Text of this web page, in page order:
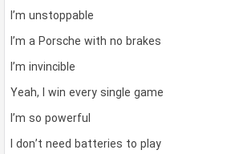
I’m unstoppable
I’m a Porsche with no brakes
I’m invincible
Yeah, I win every single game
I’m so powerful
I don’t need batteries to play